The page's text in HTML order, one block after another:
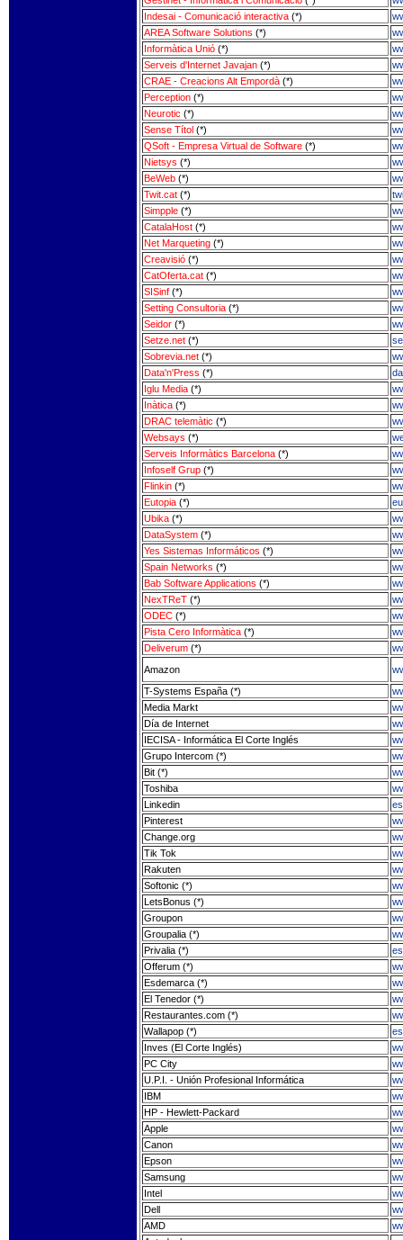
Indesai - Comunicació interactiva (*)
AREA Software Solutions (*)
Informàtica Unió (*)
Serveis d'Internet Javajan (*)
CRAE - Creacions Alt Empordà (*)
Perception (*)
Neurotic (*)
Sense Títol (*)
QSoft - Empresa Virtual de Software (*)
Nietsys (*)
BeWeb (*)
Twit.cat (*)
Simpple (*)
CatalaHost (*)
Net Marqueting (*)
Creavisió (*)
CatOferta.cat (*)
SISinf (*)
Setting Consultoria (*)
Seidor (*)
Setze.net (*)
Sobrevia.net (*)
Data'n'Press (*)
Iglu Media (*)
Inàtica (*)
DRAC telemàtic (*)
Websays (*)
Serveis Informàtics Barcelona (*)
Infoself Grup (*)
Flinkin (*)
Eutopia (*)
Ubika (*)
DataSystem (*)
Yes Sistemas Informáticos (*)
Spain Networks (*)
Bab Software Applications (*)
NexTReT (*)
ODEC (*)
Pista Cero Informàtica (*)
Deliverum (*)
Amazon
T-Systems España (*)
Media Markt
Día de Internet
IECISA - Informática El Corte Inglés
Grupo Intercom (*)
Bit (*)
Toshiba
Linkedin
Pinterest
Change.org
Tik Tok
Rakuten
Softonic (*)
LetsBonus (*)
Groupon
Groupalia (*)
Privalia (*)
Offerum (*)
Esdemarca (*)
El Tenedor (*)
Restaurantes.com (*)
Wallapop (*)
Inves (El Corte Inglés)
PC City
U.P.I. - Unión Profesional Informática
IBM
HP - Hewlett-Packard
Apple
Canon
Epson
Samsung
Intel
Dell
AMD